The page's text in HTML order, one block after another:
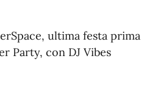
ultima festa prima
Party, con DJ Vibes